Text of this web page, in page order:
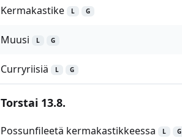
Kermakastike L G
Muusi L G
Curryriisiä L G
Torstai 13.8.
Possunfileetä kermakastikkeessa L G